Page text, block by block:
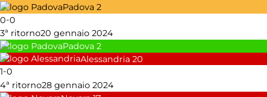
Padova 2
0-0
3ª ritorno20 gennaio 2024
Padova 2
Alessandria 20
1-0
4ª ritorno28 gennaio 2024